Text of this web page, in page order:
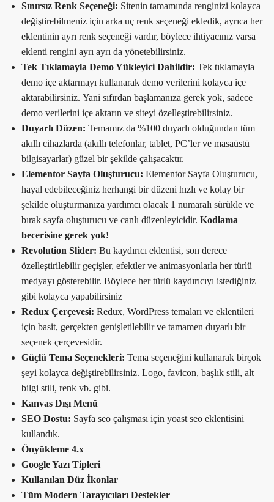
Sınırsız Renk Seçeneği: Sitenin tamamında renginizi kolayca
değiştirebilmeniz için arka uç renk seçeneği ekledik, ayrıca her
eklentinin ayrı renk seçeneği vardır, böylece ihtiyacınız varsa
eklenti rengini ayrı ayrı da yönetebilirsiniz.
Tek Tıklamayla Demo Yükleyici Dahildir: Tek tıklamayla
demo içe aktarmayı kullanarak demo verilerini kolayca içe
aktarabilirsiniz. Yani sıfırdan başlamanıza gerek yok, sadece
demo verilerini içe aktarın ve siteyi özelleştirebilirsiniz.
Duyarlı Düzen: Temamız da %100 duyarlı olduğundan tüm
akıllı cihazlarda (akıllı telefonlar, tablet, PC’ler ve masaüstü
bilgisayarlar) güzel bir şekilde çalışacaktır.
Elementor Sayfa Oluşturucu: Elementor Sayfa Oluşturucu,
hayal edebileceğiniz herhangi bir düzeni hızlı ve kolay bir
şekilde oluşturmanıza yardımcı olacak 1 numaralı sürükle ve
bırak sayfa oluşturucu ve canlı düzenleyicidir. Kodlama
becerisine gerek yok!
Revolution Slider: Bu kaydırıcı eklentisi, son derece
özelleştirilebilir geçişler, efektler ve animasyonlarla her türlü
medyayı gösterebilir. Böylece her türlü kaydırıcıyı istediğiniz
gibi kolayca yapabilirsiniz
Redux Çerçevesi: Redux, WordPress temaları ve eklentileri
için basit, gerçekten genişletilebilir ve tamamen duyarlı bir
seçenek çerçevesidir.
Güçlü Tema Seçenekleri: Tema seçeneğini kullanarak birçok
şeyi kolayca değiştirebilirsiniz. Logo, favicon, başlık stili, alt
bilgi stili, renk vb. gibi.
Kanvas Dışı Menü
SEO Dostu: Sayfa seo çalışması için yoast seo eklentisini
kullandık.
Önyükleme 4.x
Google Yazı Tipleri
Kullanılan Düz İkonlar
Tüm Modern Tarayıcıları Destekler